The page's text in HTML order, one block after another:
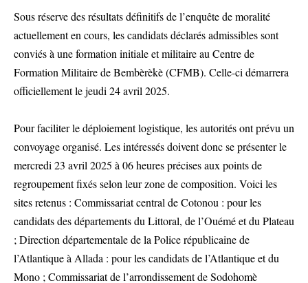
Sous réserve des résultats définitifs de l’enquête de moralité
actuellement en cours, les candidats déclarés admissibles sont
conviés à une formation initiale et militaire au Centre de
Formation Militaire de Bembèrèkè (CFMB). Celle-ci démarrera
officiellement le jeudi 24 avril 2025.
Pour faciliter le déploiement logistique, les autorités ont prévu un
convoyage organisé. Les intéressés doivent donc se présenter le
mercredi 23 avril 2025 à 06 heures précises aux points de
regroupement fixés selon leur zone de composition. Voici les
sites retenus : Commissariat central de Cotonou : pour les
candidats des départements du Littoral, de l’Ouémé et du Plateau
; Direction départementale de la Police républicaine de
l’Atlantique à Allada : pour les candidats de l’Atlantique et du
Mono ; Commissariat de l’arrondissement de Sodohomè